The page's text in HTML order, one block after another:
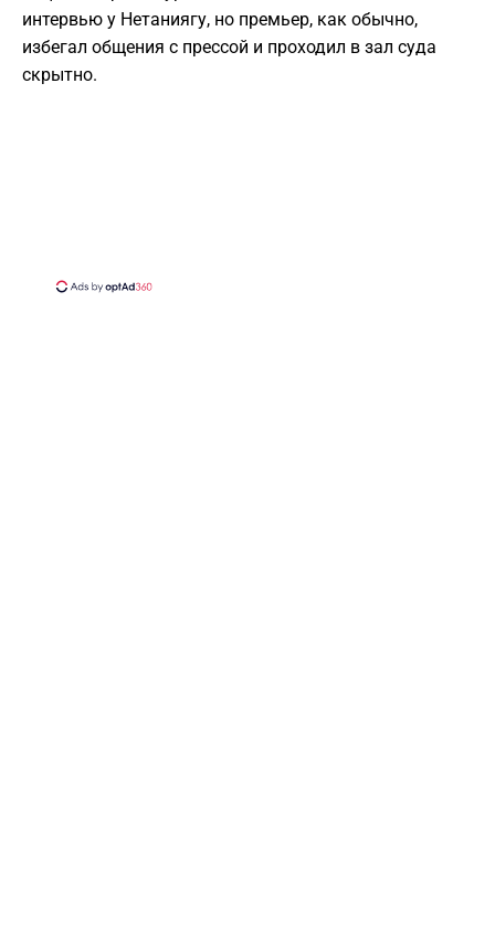
интервью у Нетаниягу, но премьер, как обычно,
избегал общения с прессой и проходил в зал суда
скрытно.